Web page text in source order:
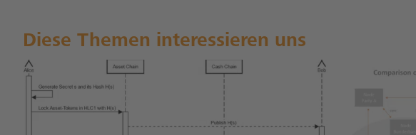
Diese Themen interessieren uns